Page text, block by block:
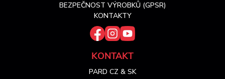
BEZPEČNOST VÝROBKŮ (GPSR)
KONTAKTY
KONTAKT
PARD CZ & SK